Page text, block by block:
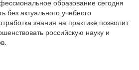
образование сегодня
без актуального учебного
знания на практике позволит
российскую науку и